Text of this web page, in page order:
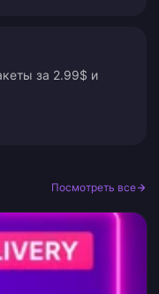
за 2.99$ и
Посмотреть все